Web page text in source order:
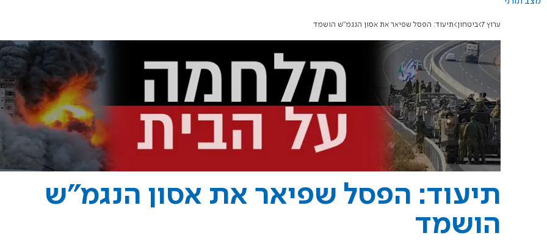
ערוץ 7 ביטחון תיעוד: הפסל שפיאר את אסון הנגמ"ש הושמד
תיעוד: הפסל שפיאר את אסון הנגמ"ש
הושמד